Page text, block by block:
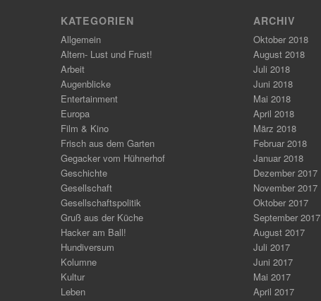
KATEGORIEN
Allgemein
Altern- Lust und Frust!
Arbeit
Augenblicke
Entertainment
Europa
Film & Kino
Frisch aus dem Garten
Gegacker vom Hühnerhof
Geschichte
Gesellschaft
Gesellschaftspolitik
Gruß aus der Küche
Hacker am Ball!
Hundiversum
Kolumne
Kultur
Leben
ARCHIV
Oktober 2018
August 2018
Juli 2018
Juni 2018
Mai 2018
April 2018
März 2018
Februar 2018
Januar 2018
Dezember 2017
November 2017
Oktober 2017
September 2017
August 2017
Juli 2017
Juni 2017
Mai 2017
April 2017